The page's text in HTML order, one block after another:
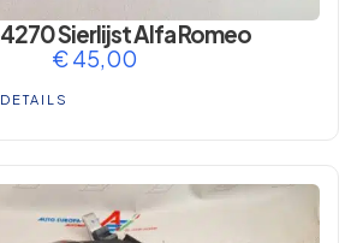
Sierlijst Alfa Romeo
€45,00
DETAILS